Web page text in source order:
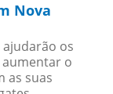
Nova
ajudarão os
o
as suas